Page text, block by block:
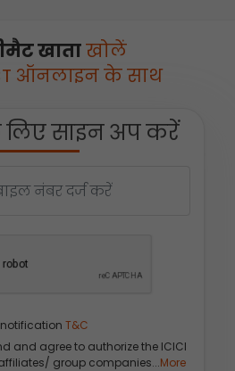
खाताखोलें
ऑनलाइन के साथ
साइन अप करें
T&C
and agree to authorize the ICICI
group companies...More